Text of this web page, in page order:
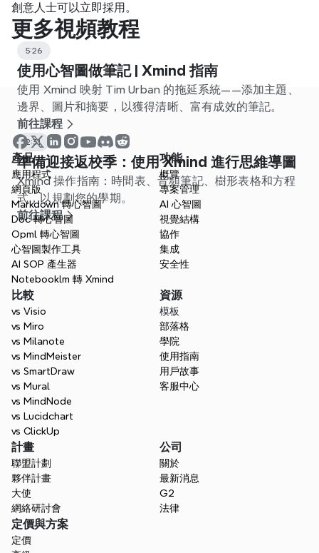
創意人士可以立即採用。
更多視頻教程
5:26
使用心智圖做筆記 | Xmind 指南
使用 Xmind 映射 Tim Urban 的拖延系統——添加主題、
邊界、圖片和摘要，以獲得清晰、富有成效的筆記。
前往課程
2:31
準備迎接返校季：使用 Xmind 進行思維導圖
Xmind 操作指南：時間表、音頻筆記、樹形表格和方程
式，以規劃您的學期。
前往課程
產品
應用程式
網頁版
Markdown 轉心智圖
Doc 轉心智圖
Opml 轉心智圖
心智圖製作工具
AI SOP 產生器
Notebooklm 轉 Xmind
功能
概覽
專案管理
AI 心智圖
視覺結構
協作
集成
安全性
比較
vs Visio
vs Miro
vs Milanote
vs MindMeister
vs SmartDraw
vs Mural
vs MindNode
vs Lucidchart
vs ClickUp
資源
模板
部落格
學院
使用指南
用戶故事
客服中心
計畫
聯盟計劃
夥伴計畫
大使
網絡研討會
公司
關於
最新消息
G2
法律
定價與方案
定價